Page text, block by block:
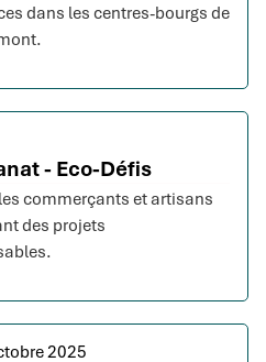
dans les centres-bourgs de
- Eco-Défis
commerçants et artisans
des projets
2025